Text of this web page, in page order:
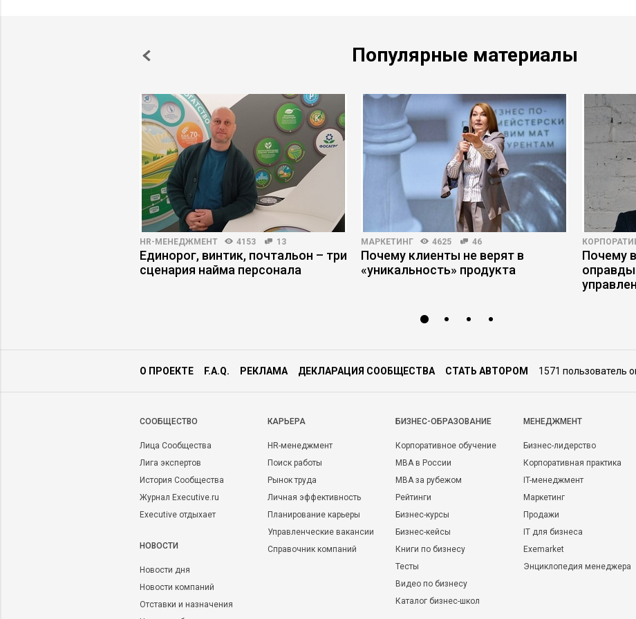
Популярные материалы
HR-МЕНЕДЖМЕНТ 4153 13
Единорог, винтик, почтальон – три
сценария найма персонала
МАРКЕТИНГ 4625 46
Почему клиенты не верят в
«уникальность» продукта
Почему
О ПРОЕКТЕ F.A.Q. РЕКЛАМА ДЕКЛАРАЦИЯ СООБЩЕСТВА СТАТЬ АВТОРОМ 1571 пользователь
CООБЩЕСТВО
Лица Сообщества
Лига экспертов
История Сообщества
Журнал Executive.ru
Executive отдыхает
НОВОСТИ
Новости дня
Новости компаний
Отставки и назначения
КАРЬЕРА
HR-менеджмент
Поиск работы
Рынок труда
Личная эффективность
Планирование карьеры
Управленческие вакансии
Справочник компаний
БИЗНЕС-ОБРАЗОВАНИЕ
Корпоративное обучение
MBA в России
MBA за рубежом
Рейтинги
Бизнес-курсы
Бизнес-кейсы
Книги по бизнесу
Тесты
Видео по бизнесу
Каталог бизнес-школ
МЕНЕДЖМЕНТ
Бизнес-лидерство
Корпоративная практика
IT-менеджмент
Маркетинг
Продажи
IT для бизнеса
Exemarket
Энциклопедия менеджера